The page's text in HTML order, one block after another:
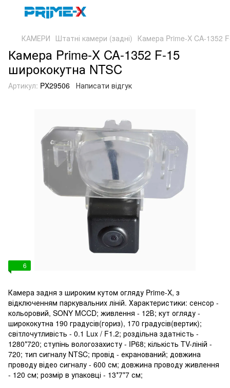
КАМЕРИ Штатні камери (задні) Камера Prime-X CA-1352
Камера Prime-X CA-1352 F-15
ширококутна NTSC
Артикул: PX29506 Написати відгук
6
Камера задня з широким кутом огляду Prime-X, з
відключенням паркувальних ліній. Характеристики: сенсор -
кольоровий, SONY MCCD; живлення - 12В; кут огляду -
ширококутна 190 градусів(гориз), 170 градусів(вертик);
світлочутливість - 0.1 Lux / F1.2; роздільна здатність -
1280*720; ступінь вологозахисту - IP68; кількість TV-ліній -
720; тип сигналу NTSC; провід - екранований; довжина
проводу відео сигналу - 600 см; довжина проводу живлення
- 120 см; розмір в упаковці - 13*7*7 см;